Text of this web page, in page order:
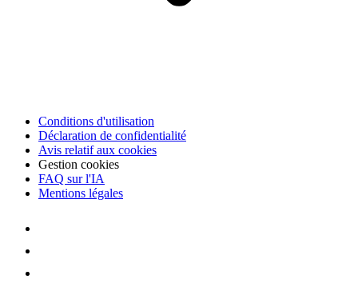
Conditions d'utilisation
Déclaration de confidentialité
Avis relatif aux cookies
Gestion cookies
FAQ sur l'IA
Mentions légales